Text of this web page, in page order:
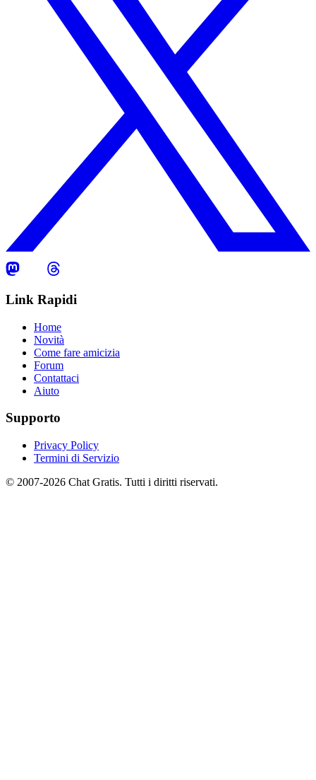
Link Rapidi
Home
Novità
Come fare amicizia
Forum
Contattaci
Aiuto
Supporto
Privacy Policy
Termini di Servizio
© 2007-2026 Chat Gratis. Tutti i diritti riservati.